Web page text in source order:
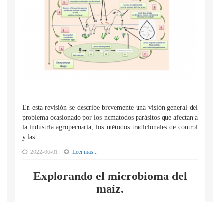
En esta revisión se describe brevemente una visión general del
problema ocasionado por los nematodos parásitos que afectan a
la industria agropecuaria, los métodos tradicionales de control
y las...
2022-06-01 Leer mas...
Explorando el microbioma del
maíz.